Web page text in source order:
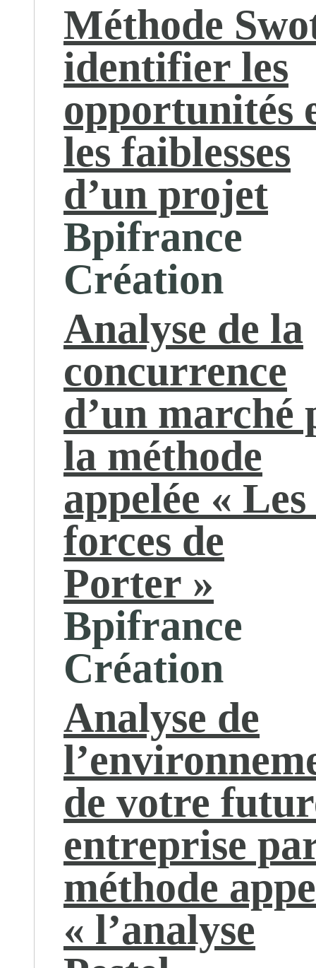
Méthode
identifier les
opportunités
les faiblesses
d’un projet
Bpifrance
Création
Analyse de la
concurrence
d’un marché
la méthode
appelée « Les
forces de
Porter »
Bpifrance
Création
Analyse de
de votre
entreprise
méthode
« l’analyse